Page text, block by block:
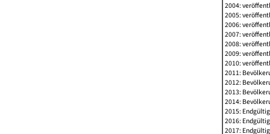
2004:
2005:
2006:
2007:
2008:
2009:
2010:
2011:
2012:
2013:
2014:
2015:
2016:
2017: